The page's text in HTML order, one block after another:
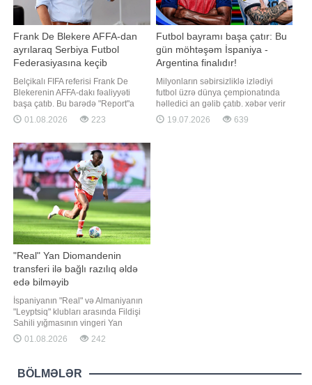
Frank De Blekere AFFA-dan
ayrılaraq Serbiya Futbol
Federasiyasına keçib
Belçikalı FIFA referisi Frank De
Blekerenin AFFA-dakı fəaliyyəti
başa çatıb. Bu barədə "Report"a
qurumun mətbuat xidmətindən
bildirilib. 2024-cü ilin iyulunda AFFA
vəzifəsinə təyin olunan Frank De
Blekere 2025-ci ilin noyabrından
etibarən AFFA-da Beynəlxalq
Hakimli
01.08.2026 223
Futbol bayramı başa çatır: Bu
gün möhtəşəm İspaniya -
Argentina finalıdır!
Milyonların səbirsizliklə izlədiyi
futbol üzrə dünya çempionatında
həlledici an gəlib çatıb. xəbər verir
ki, turnirin ən vacib matçında -
böyük finalda qızıl medal uğrunda
19.07.2026 639
"Real" Yan Diomandenin
transferi ilə bağlı razılıq əldə
edə bilməyib
İspaniyanın "Real" və Almaniyanın
"Leyptsiq" klubları arasında Fildişi
Sahili yığmasının vingeri Yan
Diomandenin transferi ilə bağlı
aparılan danışıqlarda yekun razılıq
istinadən xəbər verir ki, Almaniya
klubu Madrid təmsilçisini
01.08.2026 242
BÖLMƏLƏR